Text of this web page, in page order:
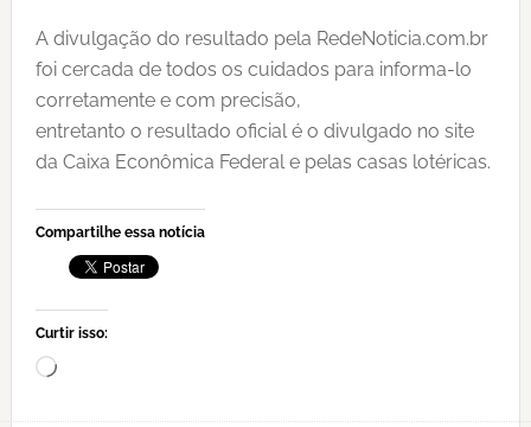
A divulgação do resultado pela RedeNoticia.com.br
foi cercada de todos os cuidados para informa-lo
corretamente e com precisão,
entretanto o resultado oficial é o divulgado no site
da Caixa Econômica Federal e pelas casas lotéricas.
Compartilhe essa notícia
Curtir isso:
Carregando...